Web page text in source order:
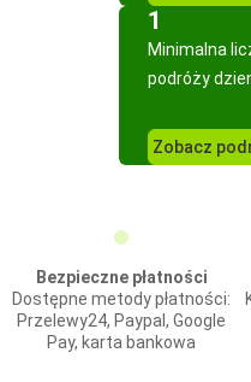
1
Minimalna
podróży
Zobacz
Bezpieczne płatności
Dostępne metody płatności:
Przelewy24, Paypal, Google
Pay, karta bankowa